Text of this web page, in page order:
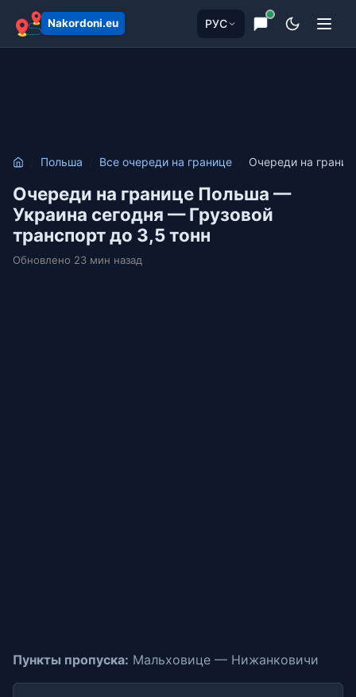
Nakordoni.eu РУС
Польша Все очереди на границе Очереди на
Очереди на границе Польша —
Украина сегодня — Грузовой
транспорт до 3,5 тонн
Обновлено 23 мин назад
Пункты пропуска: Мальховице — Нижанковичи